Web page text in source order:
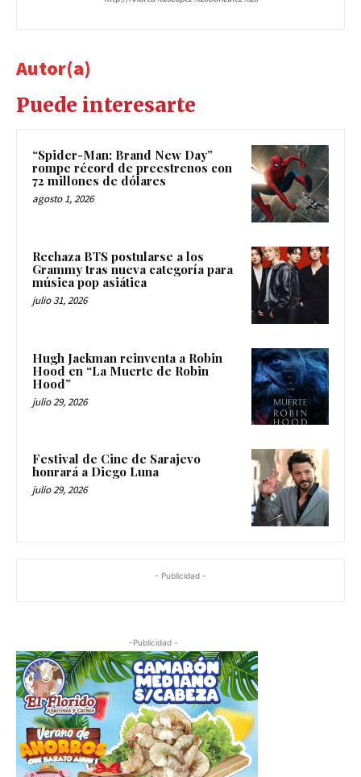
Autor(a)
Puede interesarte
“Spider-Man: Brand New Day”
rompe récord de preestrenos con
72 millones de dólares
agosto 1, 2026
Rechaza BTS postularse a los
Grammy tras nueva categoría para
música pop asiática
julio 31, 2026
Hugh Jackman reinventa a Robin
Hood en “La Muerte de Robin
Hood”
julio 29, 2026
Festival de Cine de Sarajevo
honrará a Diego Luna
julio 29, 2026
- Publicidad -
-Publicidad -